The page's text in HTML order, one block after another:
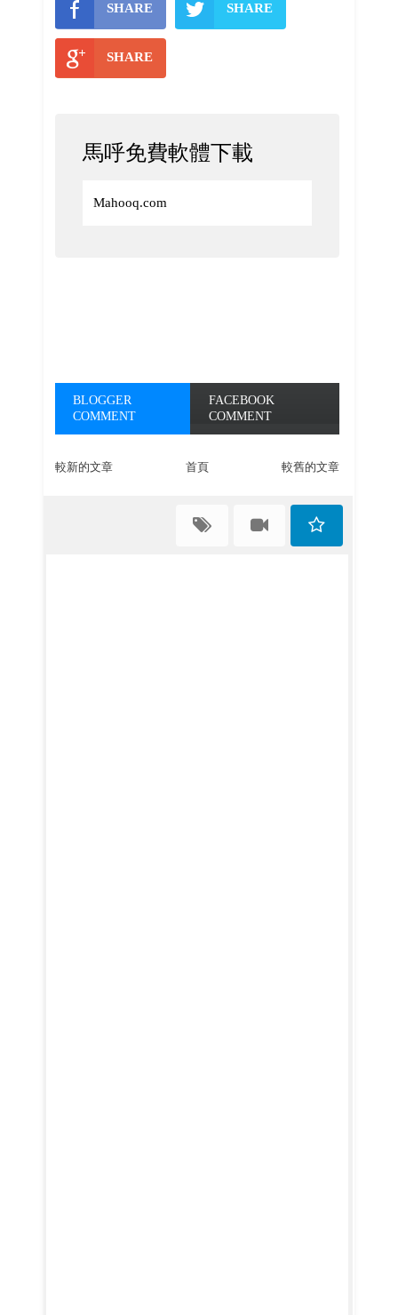
SHARE SHARE
SHARE
馬呼免費軟體下載
Mahooq.com
BLOGGER
COMMENT
FACEBOOK
COMMENT
較新的文章 較舊的文章
首頁